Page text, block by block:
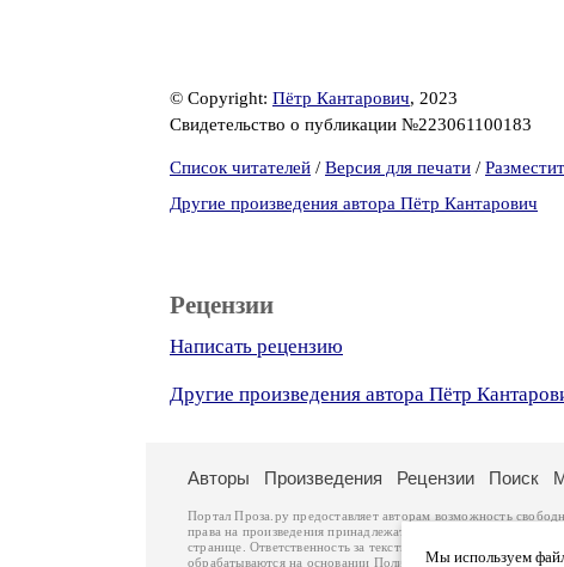
© Copyright: Пётр Кантарович, 2023
Свидетельство о публикации №223061100183
Список читателей / Версия для печати /
Другие произведения автора Пётр Кантарович
Рецензии
Написать рецензию
Другие произведения автора Пётр
Мы используем
Авторы Произведения Рецензии Поиск
Портал Проза.ру предоставляет авторам возможность
права на произведения принадлежат авторам и охраняются
странице. Ответственность за тексты произведений авторы
обрабатываются на основании Политики обработки